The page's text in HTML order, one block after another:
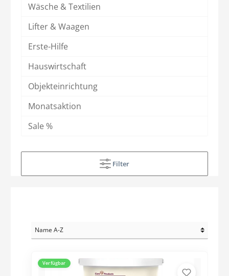
Wäsche & Textilien
Lifter & Waagen
Erste-Hilfe
Hauswirtschaft
Objekteinrichtung
Monatsaktion
Sale %
Filter
Verfügbar